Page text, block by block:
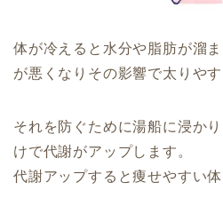
体が冷えると水分や脂肪が溜
が悪くなりその影響で太りやす
それを防ぐために湯船に浸か
けで代謝がアップします。
代謝アップすると痩せやすい体